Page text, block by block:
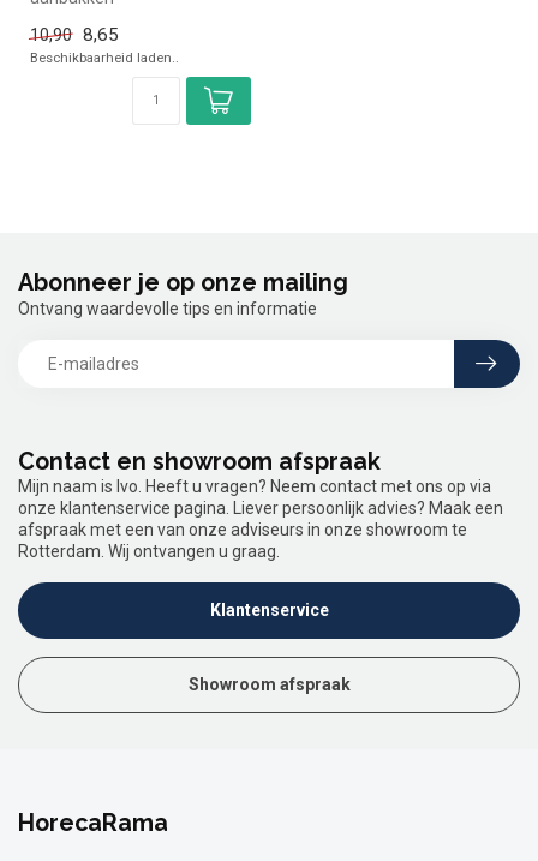
10,90 8,65
Beschikbaarheid laden..
Contact en showroom afspraak
Mijn naam is Ivo. Heeft u vragen? Neem contact met ons op via
onze klantenservice pagina. Liever persoonlijk advies? Maak een
afspraak met een van onze adviseurs in onze showroom te
Rotterdam. Wij ontvangen u graag.
Klantenservice
Showroom afspraak
Abonneer je op onze mailing
Ontvang waardevolle tips en informatie
HorecaRama